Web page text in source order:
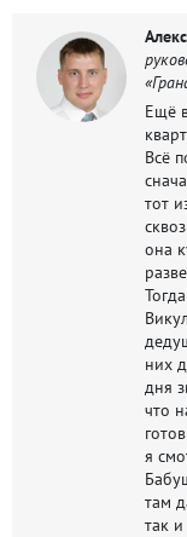
Ещё
Всё
тот
она
них
дня
что
я
там
так